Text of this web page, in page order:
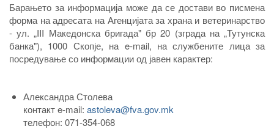
Барањето за информација може да се достави во писмена
форма на адресата на Агенцијата за храна и ветеринарство
- ул. „III Македонска бригада" бр 20 (зграда на „Тутунска
банка"), 1000 Скопје, на e-mail, на службените лица за
посредување со информации од јавен карактер:
Александра Столева
контакт e-mail: astoleva@fva.gov.mk
телефон: 071-354-068